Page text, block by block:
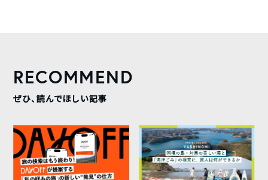
RECOMMEND
ぜひ、読んでほしい記事